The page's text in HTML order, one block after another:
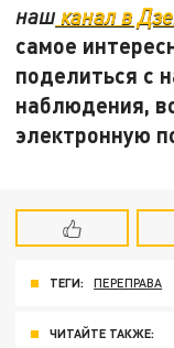
наш канал в
самое
поделиться с
наблюдения,
электронную
ТЕГИ: ПЕРЕПРАВА
ЧИТАЙТЕ ТАКЖЕ: